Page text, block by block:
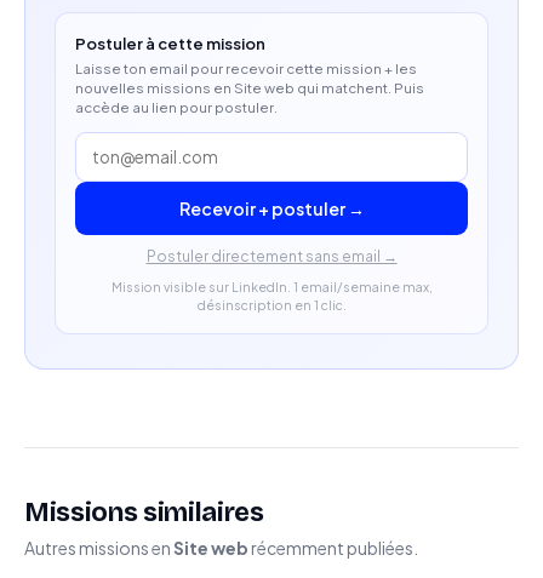
et usage plutôt que design purement visuel.
Postuler à cette mission
Laisse ton email pour recevoir cette mission + les
nouvelles missions en Site web qui matchent. Puis
accède au lien pour postuler.
Recevoir + postuler →
Postuler directement sans email →
Mission visible sur LinkedIn. 1 email/semaine max,
désinscription en 1 clic.
Missions similaires
Autres missions enSite web récemment publiées.